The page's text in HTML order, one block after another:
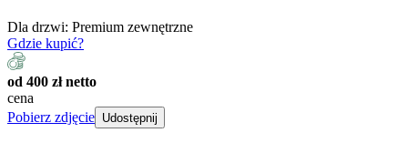
Dla drzwi: Premium zewnętrzne
Gdzie kupić?
od 400 zł netto
cena
Pobierz zdjęcie Udostępnij